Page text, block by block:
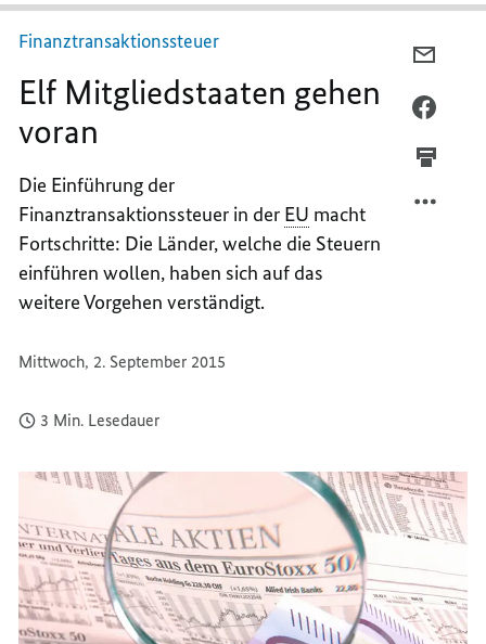
Finanztransaktionssteuer
Elf Mitgliedstaaten gehen
voran
Die Einführung der
Finanztransaktionssteuer in der EU macht
Fortschritte: Die Länder, welche die Steuern
einführen wollen, haben sich auf das
weitere Vorgehen verständigt.
Mittwoch, 2. September 2015
3 Min. Lesedauer